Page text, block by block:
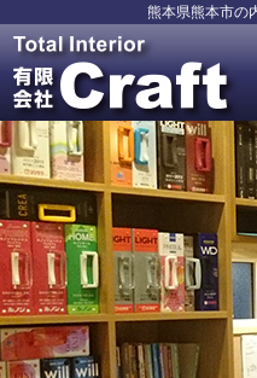
熊本県熊本市の